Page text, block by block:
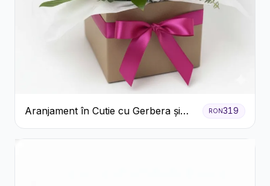
Aranjament în Cutie cu Gerbera și
Trandafiri Roz
RON319